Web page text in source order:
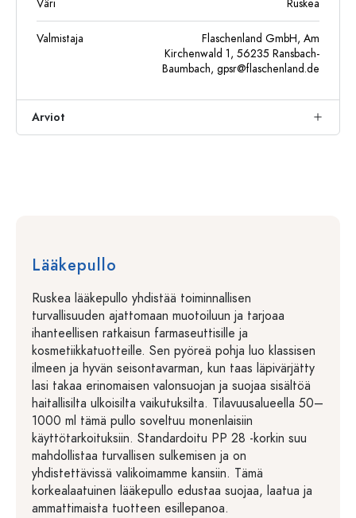
Väri Ruskea
Valmistaja
Flaschenland GmbH, Am
Kirchenwald 1, 56235 Ransbach-
Baumbach, gpsr@flaschenland.de
Arviot
Lääkepullo
Ruskea lääkepullo yhdistää toiminnallisen
turvallisuuden ajattomaan muotoiluun ja tarjoaa
ihanteellisen ratkaisun farmaseuttisille ja
kosmetiikkatuotteille. Sen pyöreä pohja luo klassisen
ilmeen ja hyvän seisontavarman, kun taas läpivärjätty
lasi takaa erinomaisen valonsuojan ja suojaa sisältöä
haitallisilta ulkoisilta vaikutuksilta. Tilavuusalueella 50–
1000 ml tämä pullo soveltuu monenlaisiin
käyttötarkoituksiin. Standardoitu PP 28 -korkin suu
mahdollistaa turvallisen sulkemisen ja on
yhdistettävissä valikoimamme kansiin. Tämä
korkealaatuinen lääkepullo edustaa suojaa, laatua ja
ammattimaista tuotteen esillepanoa.